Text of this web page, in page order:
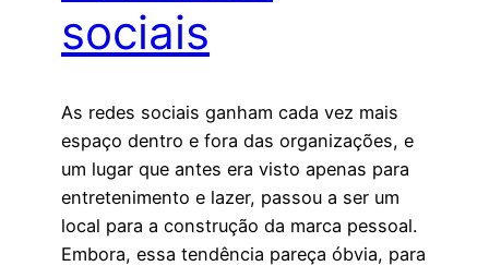
sociais
As redes sociais ganham cada vez mais
espaço dentro e fora das organizações, e
um lugar que antes era visto apenas para
entretenimento e lazer, passou a ser um
local para a construção da marca pessoal.
Embora, essa tendência pareça óbvia, para